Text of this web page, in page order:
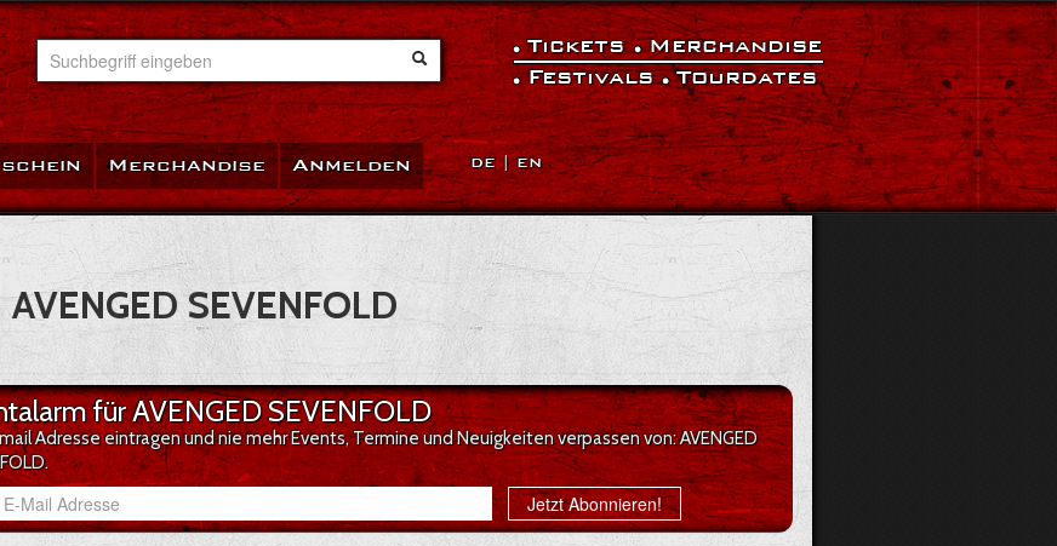
Suchbegriff eingeben
Merchandise DE|EN
Anmelden
Tickets Merchandise
Festivals
Tourdates
AVENGED SEVENFOLD
für AVENGED SEVENFOLD
Adresse eintragen und nie mehr Events, Termine und Neuigkeiten verpassen von: AVENGED
Jetzt Abonnieren!